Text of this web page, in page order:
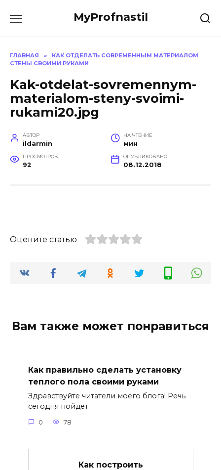
MyProfnastil
ГЛАВНАЯ »
КАК ОТДЕЛАТЬ СОВРЕМЕННЫМ МАТЕРИАЛОМ
СТЕНЫ СВОИМИ РУКАМИ
Kak-otdelat-sovremennym-
materialom-steny-svoimi-
rukami20.jpg
АВТОР
ildarmin
НА ЧТЕНИЕ
мин
ПРОСМОТРОВ
92
ОПУБЛИКОВАНО
08.12.2018
Оцените статью
Вам также может понравиться
Как правильно сделать установку
теплого пола своими руками
Здравствуйте читатели моего блога! Речь
сегодня пойдет
0 78
Как построить